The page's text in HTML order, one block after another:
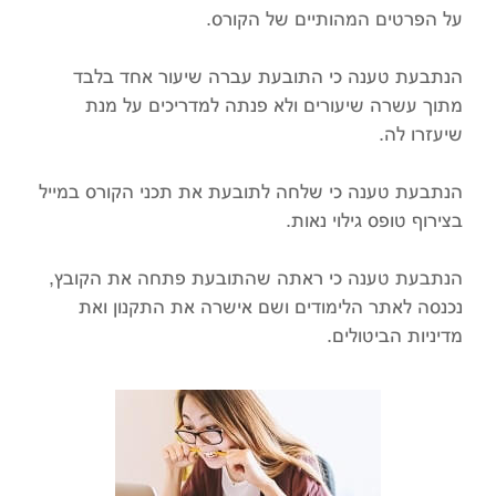
על הפרטים המהותיים של הקורס.
הנתבעת טענה כי התובעת עברה שיעור אחד בלבד
מתוך עשרה שיעורים ולא פנתה למדריכים על מנת
שיעזרו לה.
הנתבעת טענה כי שלחה לתובעת את תכני הקורס במייל
בצירוף טופס גילוי נאות.
הנתבעת טענה כי ראתה שהתובעת פתחה את הקובץ,
נכנסה לאתר הלימודים ושם אישרה את התקנון ואת
מדיניות הביטולים.